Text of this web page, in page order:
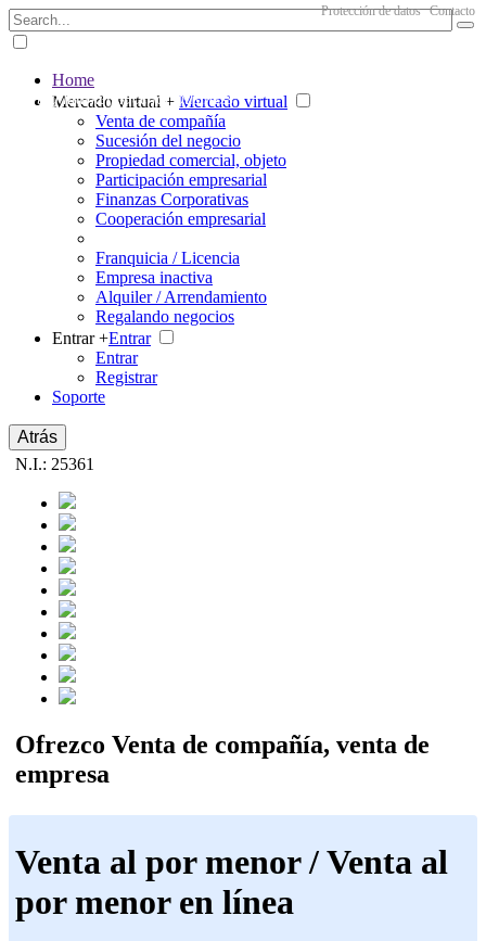
The big marketplace for business
Protección de datos Contacto
Home
Mercado virtual + Mercado virtual
Venta de compañía
Sucesión del negocio
Propiedad comercial, objeto
Participación empresarial
Finanzas Corporativas
Cooperación empresarial
Franquicia / Licencia
Empresa inactiva
Alquiler / Arrendamiento
Regalando negocios
Entrar +Entrar
Entrar
Registrar
Soporte
Atrás
N.I.: 25361
Ofrezco Venta de compañía, venta de
empresa
Venta al por menor / Venta al
por menor en línea